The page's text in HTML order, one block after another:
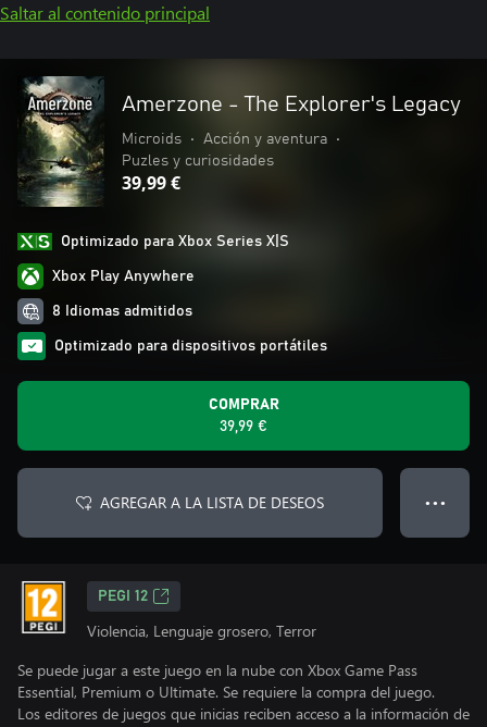
Saltar al contenido principal
Amerzone - The Explorer's Legacy
Microids • Acción y aventura
•
Puzles y curiosidades
39,99 €
Optimizado para Xbox Series X|S
Xbox Play Anywhere
8 Idiomas admitidos
Optimizado para dispositivos portátiles
COMPRAR
39,99 €
AGREGAR A LA LISTA DE DESEOS ● ● ●
PEGI 12
Violencia, Lenguaje grosero, Terror
Se puede jugar a este juego en la nube con Xbox Game Pass
Essential, Premium o Ultimate. Se requiere la compra del juego.
Los editores de juegos que inicias reciben acceso a la información de